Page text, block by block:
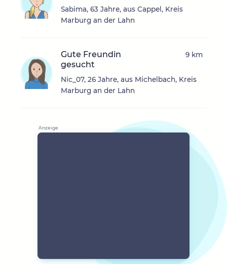
Sabima, 63 Jahre, aus Cappel, Kreis
Marburg an der Lahn
Gute Freundin
gesucht
Nic_07, 26 Jahre, aus Michelbach, Kreis
Marburg an der Lahn
9 km